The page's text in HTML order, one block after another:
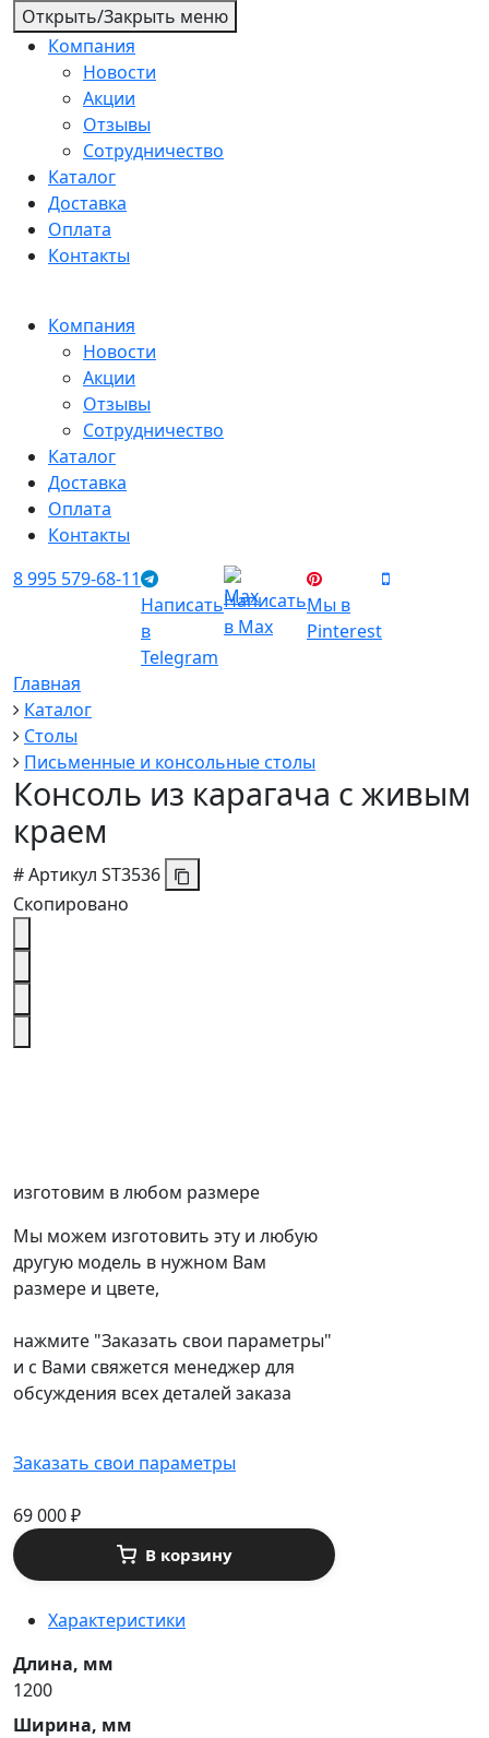
Открыть/Закрыть меню
Компания
Новости
Акции
Отзывы
Сотрудничество
Каталог
Доставка
Оплата
Контакты
Компания
Новости
Акции
Отзывы
Сотрудничество
Каталог
Доставка
Оплата
Контакты
8 995 579-68-11
Написать
в
Telegram
Написать
в Max
Мы в
Pinterest
Главная
Каталог
Столы
Письменные и консольные столы
Консоль из карагача с живым
краем
#Артикул ST3536
Скопировано
изготовим в любом размере
Мы можем изготовить эту и любую
другую модель в нужном Вам
размере и цвете,
нажмите "Заказать свои параметры"
и с Вами свяжется менеджер для
обсуждения всех деталей заказа
Заказать свои параметры
69 000₽
В корзину
Характеристики
Длина, мм
1200
Ширина, мм